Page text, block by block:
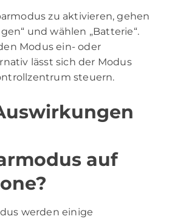
zu aktivieren, gehen
und wählen „Batterie“.
Modus ein- oder
lässt sich der Modus
steuern.
auf
werden einige